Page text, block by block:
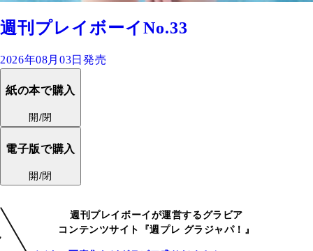
週刊プレイボーイNo.33
2026年08月03日発売
紙の本で購入
開/閉
電子版で購入
開/閉
週刊プレイボーイが運営するグラビア
コンテンツサイト『週プレ グラジャパ！』